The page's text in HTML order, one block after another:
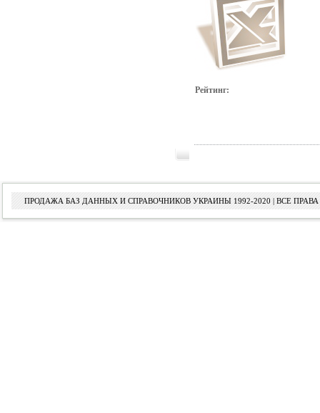
Рейтинг:
ПРОДАЖА БАЗ ДАННЫХ И СПРАВОЧНИКОВ УКРАИНЫ 1992-2020 | ВСЕ